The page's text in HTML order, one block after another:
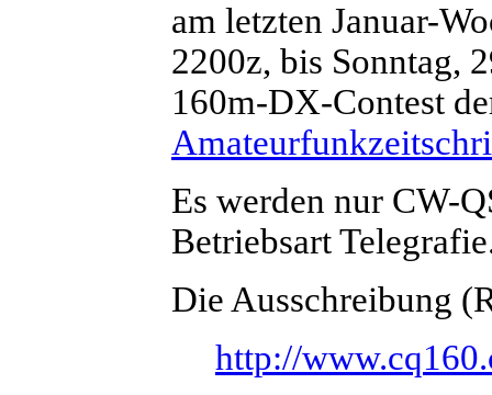
am letzten Januar-
2200z, bis Sonntag,
160m-DX-Contest
Es werden nur CW-
Betriebsart
Die Ausschreibung
http://